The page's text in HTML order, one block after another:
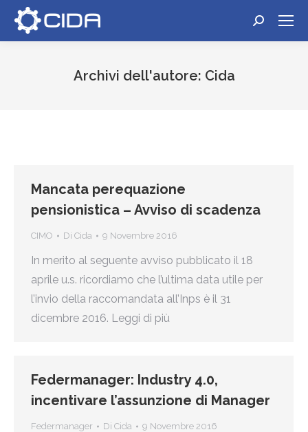
Cerca:
Archivi dell'autore: Cida
Mancata perequazione
pensionistica – Avviso di scadenza
CIMO Di Cida 9 Novembre 2016
In merito al seguente avviso pubblicato il 18
aprile u.s. ricordiamo che l’ultima data utile per
l’invio della raccomandata all’Inps è il 31
dicembre 2016. Leggi di più
Federmanager: Industry 4.0,
incentivare l’assunzione di Manager
Federmanager Di Cida 9 Novembre 2016